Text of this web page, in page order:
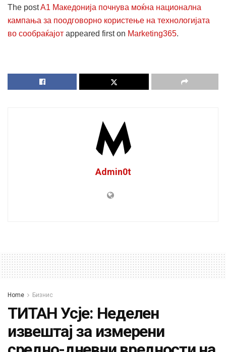
The postA1 Македонија почнува моќна национална
кампања за поодговорно користење на технологијата
во сообраќајот appeared first on Marketing365.
Admin0t
Home Бизнис
ТИТАН Усје: Неделен
извештај за измерени